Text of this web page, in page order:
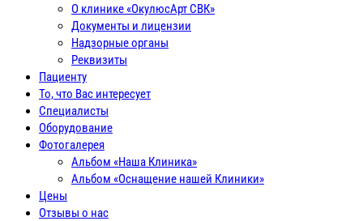
О клинике «ОкулюсАрт СВК»
Документы и лицензии
Надзорные органы
Реквизиты
Пациенту
То, что Вас интересует
Специалисты
Оборудование
Фотогалерея
Альбом «Наша Клиника»
Альбом «Оснащение нашей Клиники»
Цены
Отзывы о нас